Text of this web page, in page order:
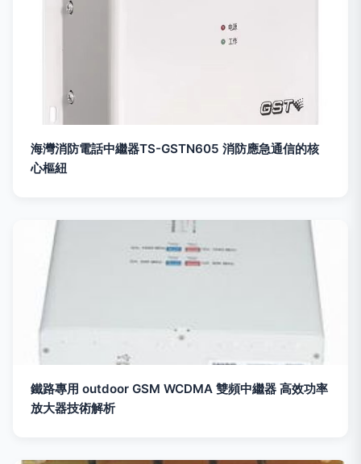
海灣消防電話中繼器TS-GSTN605 消防應急通信的核
心樞紐
鐵路專用 outdoor GSM WCDMA 雙頻中繼器 高效功率
放大器技術解析